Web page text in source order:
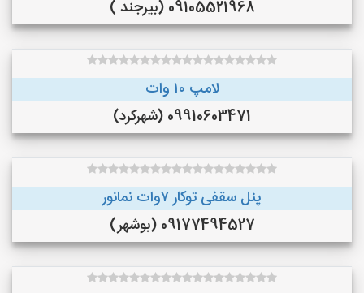
09105521968 (بیرجند )
لامپ ۱۰ وات
09910603471 (شهرکرد)
پنل سقفی توکار ۷وات نمانور
09177494527 (بوشهر)